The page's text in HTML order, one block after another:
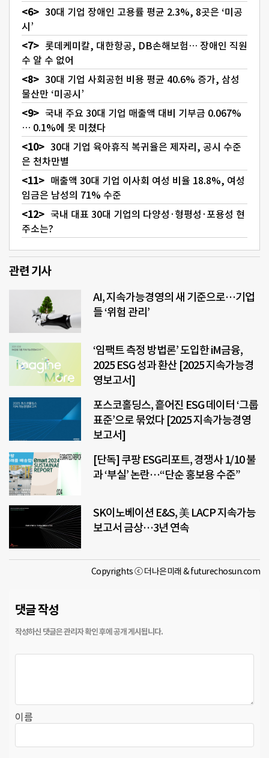
30대 기업 장애인 고용률 평균 2.3%, 8곳은 ‘미공
시’
롯데케미칼, 대한항공, DB손해보험… 장애인 직원
수 알 수 없어
30대 기업 사회공헌 비용 평균 40.6% 증가, 삼성
물산만 ‘미공시’
국내 주요 30대 기업 매출액 대비 기부금 0.067%
… 0.1%에 못 미쳤다
30대 기업 육아휴직 복귀율은 제자리, 공시 수준
은 천차만별
매출액 30대 기업 이사회 여성 비율 18.8%, 여성
임금은 남성의 71% 수준
국내 대표 30대 기업의 다양성·형평성·포용성 현
주소는?
관련 기사
AI, 지속가능경영의 새 기준으로…기업
들 ‘위험 관리’
‘임팩트 측정 방법론’ 도입한 iM금융,
2025 ESG 성과 환산 [2025 지속가능경
영보고서]
포스코홀딩스, 흩어진 ESG 데이터 ‘그룹
표준’으로 묶었다 [2025 지속가능경영
보고서]
[단독] 쿠팡 ESG리포트, 경쟁사 1/10 불
과 ‘부실’ 논란…“단순 홍보용 수준”
SK이노베이션 E&S, 美 LACP 지속가능
보고서 금상…3년 연속
Copyrights ⓒ 더나은미래 & futurechosun.com
댓글 작성
이름